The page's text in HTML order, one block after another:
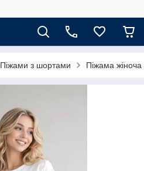
Піжами з шортами Піжама